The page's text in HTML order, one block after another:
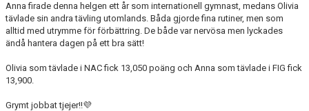
Anna firade denna helgen ett år som internationell gymnast, medans Olivia
tävlade sin andra tävling utomlands. Båda gjorde fina rutiner, men som
alltid med utrymme för förbättring. De både var nervösa men lyckades
ändå hantera dagen på ett bra sätt!
Olivia som tävlade i NAC fick 13,050 poäng och Anna som tävlade i FIG fick
13,900.
Grymt jobbat tjejer!!💜